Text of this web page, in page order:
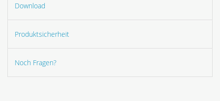
Download
Produktsicherheit
Noch Fragen?